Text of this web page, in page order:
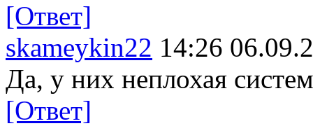
[Ответ]
skameykin22 14:26
Да, у них неплохая
[Ответ]